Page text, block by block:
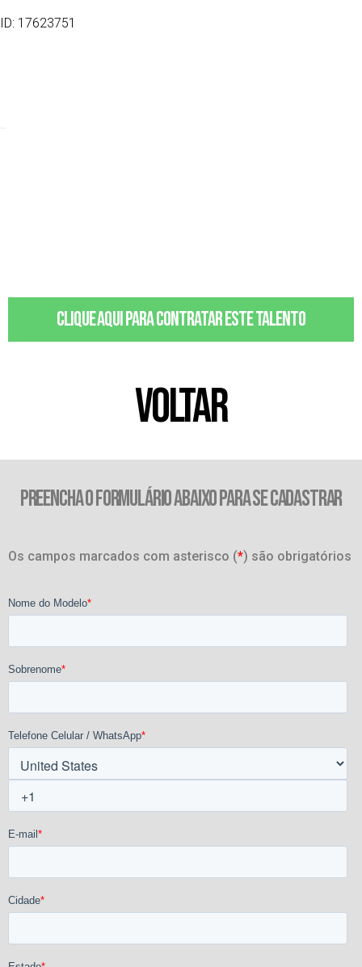
ID: 17623751
Clique aqui para contratar este talento
VOLTAR
PREENCHA O FORMULÁRIO ABAIXO PARA SE CADASTRAR
Os campos marcados com asterisco (*) são obrigatórios